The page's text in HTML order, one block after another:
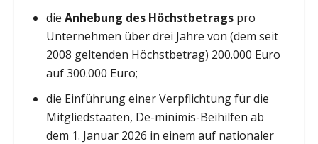
die Anhebung des Höchstbetragspro
Unternehmen über drei Jahre von (dem seit
2008 geltenden Höchstbetrag) 200.000 Euro
auf 300.000 Euro;
die Einführung einer Verpflichtung für die
Mitgliedstaaten, De-minimis-Beihilfen ab
dem 1. Januar 2026 in einem auf nationaler